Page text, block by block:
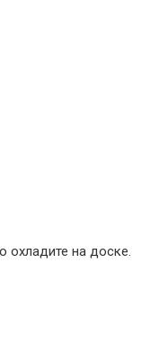
охладите на доске.